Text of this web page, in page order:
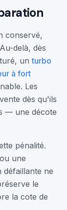
conservé,
delà, dès
unturbo
à fort
Les
dès qu'ils
— une décote
pénalité.
ou une
défaillante ne
le
la cote de